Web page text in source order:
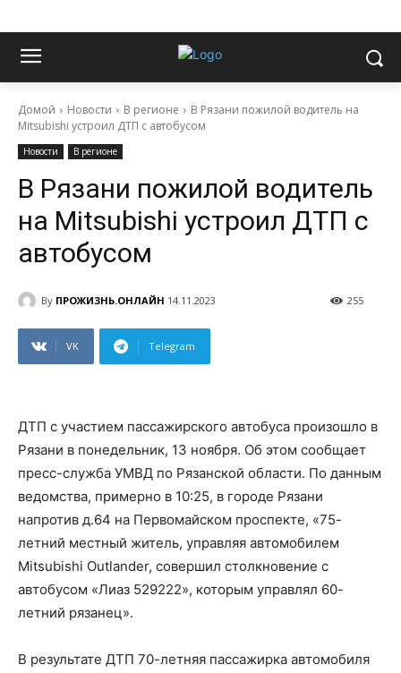
Домой Новости В регионе
В Рязани пожилой водитель на
Mitsubishi устроил ДТП с автобусом
Новости В регионе
В Рязани пожилой водитель
на Mitsubishi устроил ДТП с
автобусом
By ПРОЖИЗНЬ.ОНЛАЙН 14.11.2023 255
VK Telegram
ДТП с участием пассажирского автобуса произошло в
Рязани в понедельник, 13 ноября. Об этом сообщает
пресс-служба УМВД по Рязанской области. По данным
ведомства, примерно в 10:25, в городе Рязани
напротив д.64 на Первомайском проспекте, «75-
летний местный житель, управляя автомобилем
Mitsubishi Outlander, совершил столкновение с
автобусом «Лиаз 529222», которым управлял 60-
летний рязанец».
В результате ДТП 70-летняя пассажирка автомобиля